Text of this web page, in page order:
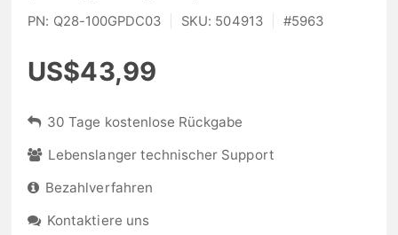
PN: Q28-100GPDC03 SKU: 504913 #5963
US$43,99
30 Tage kostenlose Rückgabe
Lebenslanger technischer Support
Bezahlverfahren
Kontaktiere uns